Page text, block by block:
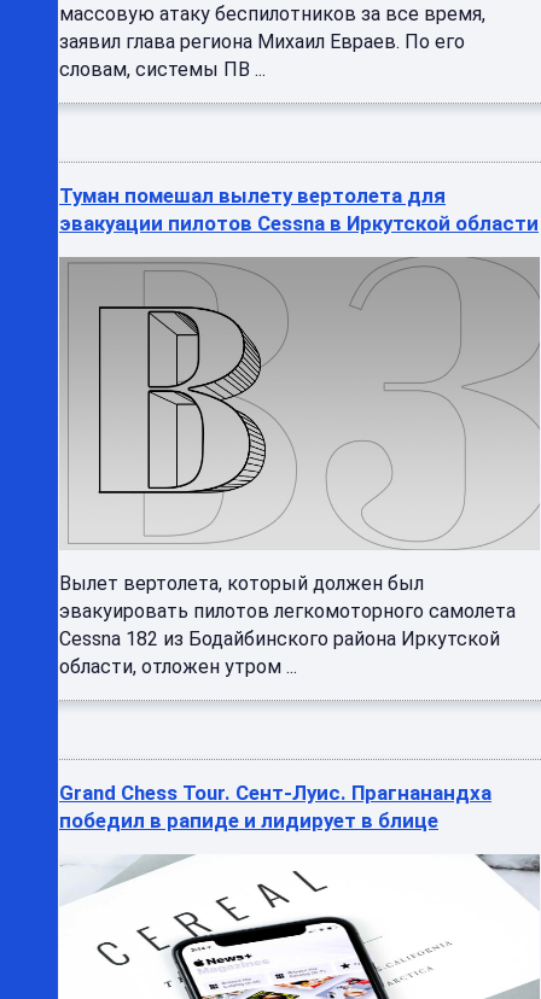
массовую атаку беспилотников за все время,
заявил глава региона Михаил Евраев. По его
словам, системы ПВ ...
Туман помешал вылету вертолета для
эвакуации пилотов Cessna в Иркутской области
Вылет вертолета, который должен был
эвакуировать пилотов легкомоторного самолета
Cessna 182 из Бодайбинского района Иркутской
области, отложен утром ...
Grand Chess Tour. Сент-Луис. Прагнанандха
победил в рапиде и лидирует в блице